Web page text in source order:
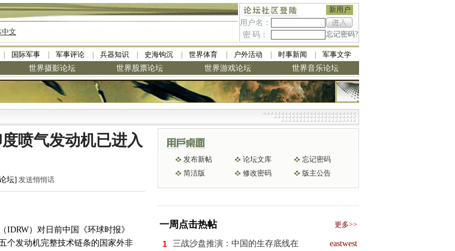
新用户
用户名：
密 码：
忘记密码?
中文
国际军事 军事评论 兵器知识 史海钩沉 世界体育 户外活动 时事新闻 军事文学
世界摄影论坛 世界股票论坛 世界游戏论坛 世界音乐论坛
喷气发动机已进入
坛] 发送悄悄话
）对日前中国《环球时报》
个发动机完整技术链条的国家外非
发布新帖 论坛文库
忘记密码
简洁版
修改密码 版主公告
一周点击热帖 更多>>
1 三战沙盘推演：中国的生存底线在 eastwest